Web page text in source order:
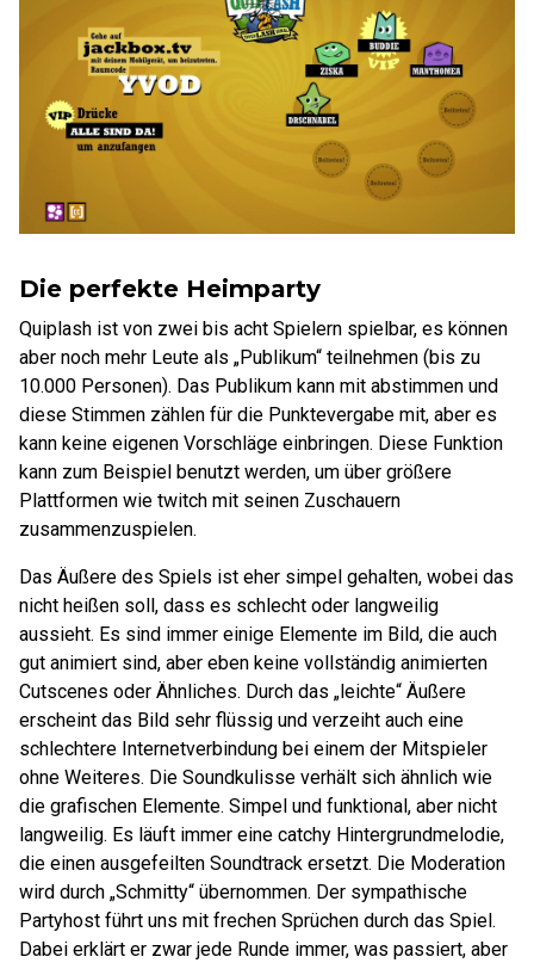
Die perfekte Heimparty
Quiplash ist von zwei bis acht Spielern spielbar, es können
aber noch mehr Leute als „Publikum“ teilnehmen (bis zu
10.000 Personen). Das Publikum kann mit abstimmen und
diese Stimmen zählen für die Punktevergabe mit, aber es
kann keine eigenen Vorschläge einbringen. Diese Funktion
kann zum Beispiel benutzt werden, um über größere
Plattformen wie twitch mit seinen Zuschauern
zusammenzuspielen.
Das Äußere des Spiels ist eher simpel gehalten, wobei das
nicht heißen soll, dass es schlecht oder langweilig
aussieht. Es sind immer einige Elemente im Bild, die auch
gut animiert sind, aber eben keine vollständig animierten
Cutscenes oder Ähnliches. Durch das „leichte“ Äußere
erscheint das Bild sehr flüssig und verzeiht auch eine
schlechtere Internetverbindung bei einem der Mitspieler
ohne Weiteres. Die Soundkulisse verhält sich ähnlich wie
die grafischen Elemente. Simpel und funktional, aber nicht
langweilig. Es läuft immer eine catchy Hintergrundmelodie,
die einen ausgefeilten Soundtrack ersetzt. Die Moderation
wird durch „Schmitty“ übernommen. Der sympathische
Partyhost führt uns mit frechen Sprüchen durch das Spiel.
Dabei erklärt er zwar jede Runde immer, was passiert, aber